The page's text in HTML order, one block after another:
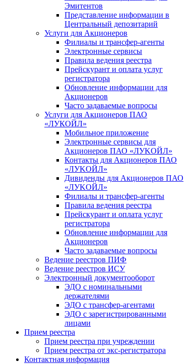
Эмитентов
Представление информации в
Центральный депозитарий
Услуги для Акционеров
Филиалы и трансфер-агенты
Электронные сервисы
Правила ведения реестра
Прейскурант и оплата услуг
регистратора
Обновление информации для
Акционеров
Часто задаваемые вопросы
Услуги для Акционеров ПАО
«ЛУКОЙЛ»
Мобильное приложение
Электронные сервисы для
Акционеров ПАО «ЛУKOЙЛ»
Контакты для Акционеров ПАО
«ЛУKOЙЛ»
Дивиденды для Акционеров ПАО
«ЛУKOЙЛ»
Филиалы и трансфер-агенты
Правила ведения реестра
Прейскурант и оплата услуг
регистратора
Обновление информации для
Акционеров
Часто задаваемые вопросы
Ведение реестров ПИФ
Ведение реестров ИСУ
Электронный документооборот
ЭДО с номинальными
держателями
ЭДО с трансфер-агентами
ЭДО с зарегистрированными
лицами
Прием реестра
Прием реестра при учреждении
Прием реестра от экс-регистратора
Контактная информация